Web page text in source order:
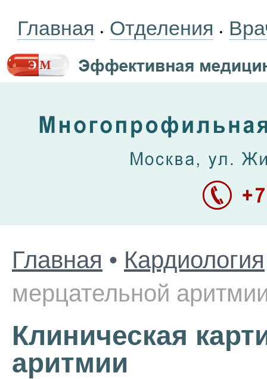
Главная • Отделения •
Главная • Кардиология
мерцательной
Клиническая
аритмии